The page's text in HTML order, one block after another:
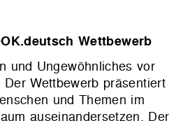
Wettbewerb
und Ungewöhnliches vor
Wettbewerb präsentiert
und Themen im
auseinandersetzen. Der